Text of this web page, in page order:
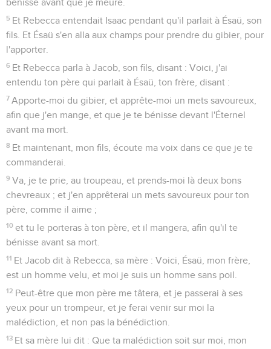
bénisse avant que je meure.
5 Et Rebecca entendait Isaac pendant qu'il parlait à Ésaü, son
fils. Et Ésaü s'en alla aux champs pour prendre du gibier, pour
l'apporter.
6 Et Rebecca parla à Jacob, son fils, disant : Voici, j'ai
entendu ton père qui parlait à Ésaü, ton frère, disant :
7 Apporte-moi du gibier, et apprête-moi un mets savoureux,
afin que j'en mange, et que je te bénisse devant l'Éternel
avant ma mort.
8 Et maintenant, mon fils, écoute ma voix dans ce que je te
commanderai.
9 Va, je te prie, au troupeau, et prends-moi là deux bons
chevreaux ; et j'en apprêterai un mets savoureux pour ton
père, comme il aime ;
10 et tu le porteras à ton père, et il mangera, afin qu'il te
bénisse avant sa mort.
11 Et Jacob dit à Rebecca, sa mère : Voici, Ésaü, mon frère,
est un homme velu, et moi je suis un homme sans poil.
12 Peut-être que mon père me tâtera, et je passerai à ses
yeux pour un trompeur, et je ferai venir sur moi la
malédiction, et non pas la bénédiction.
13 Et sa mère lui dit : Que ta malédiction soit sur moi, mon